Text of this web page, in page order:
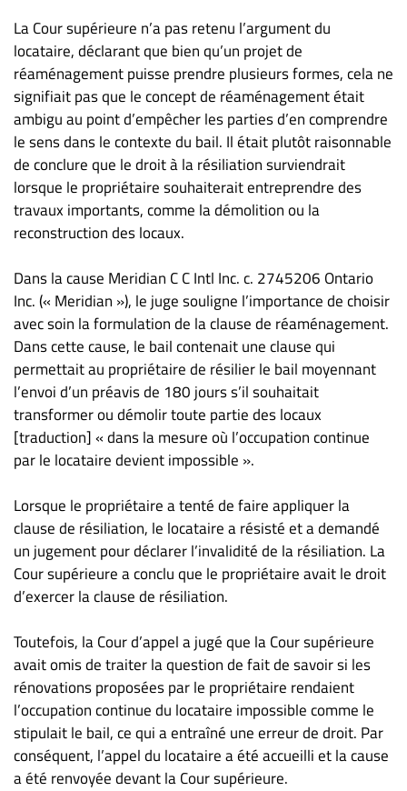
La Cour supérieure n’a pas retenu l’argument du
locataire, déclarant que bien qu’un projet de
réaménagement puisse prendre plusieurs formes, cela ne
signifiait pas que le concept de réaménagement était
ambigu au point d’empêcher les parties d’en comprendre
le sens dans le contexte du bail. Il était plutôt raisonnable
de conclure que le droit à la résiliation surviendrait
lorsque le propriétaire souhaiterait entreprendre des
travaux importants, comme la démolition ou la
reconstruction des locaux.
Dans la cause Meridian C C Intl Inc. c. 2745206 Ontario
Inc. (« Meridian »), le juge souligne l’importance de choisir
avec soin la formulation de la clause de réaménagement.
Dans cette cause, le bail contenait une clause qui
permettait au propriétaire de résilier le bail moyennant
l’envoi d’un préavis de 180 jours s’il souhaitait
transformer ou démolir toute partie des locaux
[traduction] « dans la mesure où l’occupation continue
par le locataire devient impossible ».
Lorsque le propriétaire a tenté de faire appliquer la
clause de résiliation, le locataire a résisté et a demandé
un jugement pour déclarer l’invalidité de la résiliation. La
Cour supérieure a conclu que le propriétaire avait le droit
d’exercer la clause de résiliation.
Toutefois, la Cour d’appel a jugé que la Cour supérieure
avait omis de traiter la question de fait de savoir si les
rénovations proposées par le propriétaire rendaient
l’occupation continue du locataire impossible comme le
stipulait le bail, ce qui a entraîné une erreur de droit. Par
conséquent, l’appel du locataire a été accueilli et la cause
a été renvoyée devant la Cour supérieure.